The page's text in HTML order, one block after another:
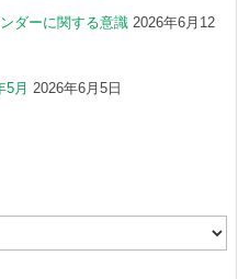
ダーに関する意識 2026年6月12
5月 2026年6月5日